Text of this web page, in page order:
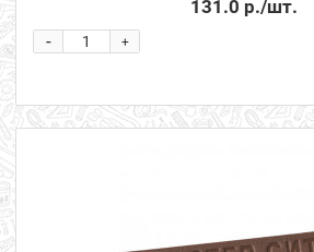
131.0 р./шт.
+
-